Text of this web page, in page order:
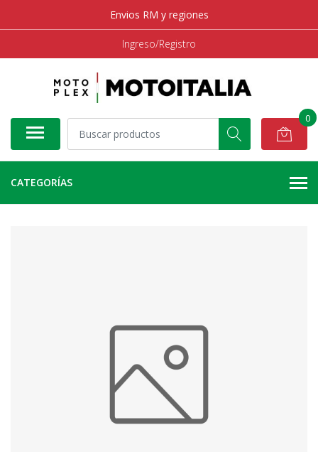
Envios RM y regiones
Ingreso/Registro
0
CATEGORÍAS